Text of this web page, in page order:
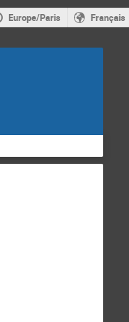
Europe/Paris Français